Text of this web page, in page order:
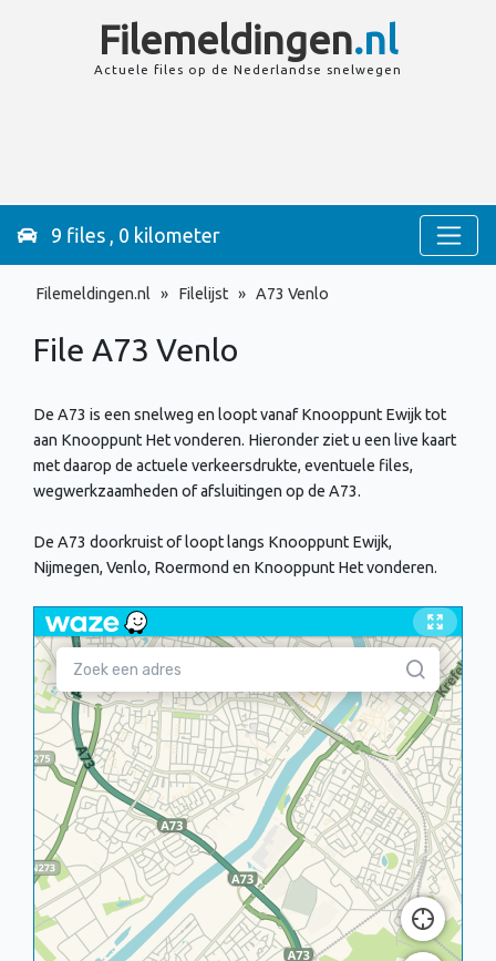
Filemeldingen.nl
Actuele files op de Nederlandse snelwegen
9 files , 0 kilometer
Filemeldingen.nl » Filelijst » A73 Venlo
File A73 Venlo
De A73 is een snelweg en loopt vanaf Knooppunt Ewijk tot
aan Knooppunt Het vonderen. Hieronder ziet u een live kaart
met daarop de actuele verkeersdrukte, eventuele files,
wegwerkzaamheden of afsluitingen op de A73.
De A73 doorkruist of loopt langs Knooppunt Ewijk,
Nijmegen, Venlo, Roermond en Knooppunt Het vonderen.